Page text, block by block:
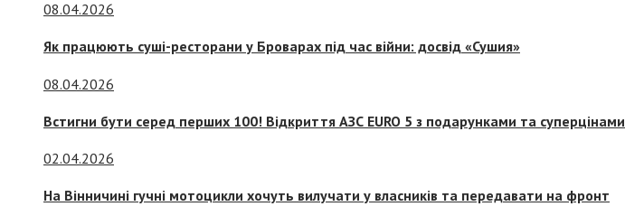
08.04.2026
Як працюють суші-ресторани у Броварах під час війни: досвід «Сушия»
08.04.2026
Встигни бути серед перших 100! Відкриття АЗС EURO 5 з подарунками та суперцінами
02.04.2026
На Вінничині гучні мотоцикли хочуть вилучати у власників та передавати на фронт